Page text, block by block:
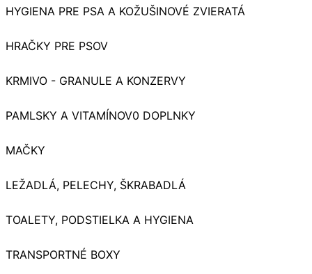
HYGIENA PRE PSA A KOŽUŠINOVÉ ZVIERATÁ
HRAČKY PRE PSOV
KRMIVO - GRANULE A KONZERVY
PAMLSKY A VITAMÍNOV0 DOPLNKY
MAČKY
LEŽADLÁ, PELECHY, ŠKRABADLÁ
TOALETY, PODSTIELKA A HYGIENA
TRANSPORTNÉ BOXY